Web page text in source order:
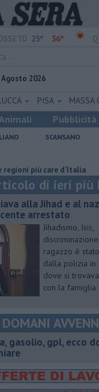
25° 36°
Agosto 2026
PISA MASSA
Pubblicità
SCANSANO
d'Italia Inneggiava
di ieri più
alla Jihad e al
arrestato
Jihadismo, Isis,
ragazzo è
dalla polizia in
dove si
con la famiglia
DOMANI
gasolio, gpl, ecco